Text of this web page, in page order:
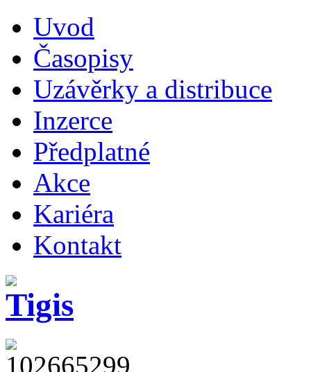
Uvod
Časopisy
Uzávěrky a distribuce
Inzerce
Předplatné
Akce
Kariéra
Kontakt